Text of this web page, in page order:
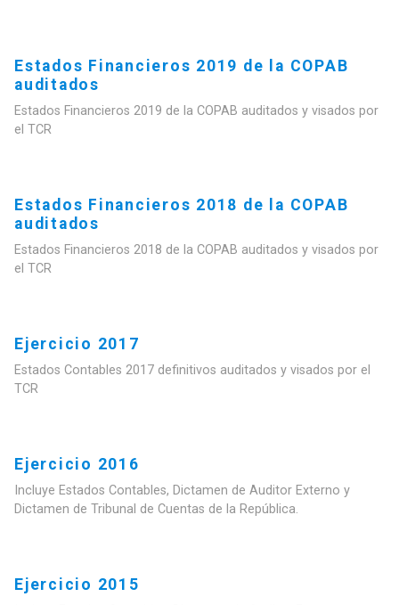
Estados Financieros 2019 de la COPAB
auditados
Estados Financieros 2019 de la COPAB auditados y visados por
el TCR
Estados Financieros 2018 de la COPAB
auditados
Estados Financieros 2018 de la COPAB auditados y visados por
el TCR
Ejercicio 2017
Estados Contables 2017 definitivos auditados y visados por el
TCR
Ejercicio 2016
Incluye Estados Contables, Dictamen de Auditor Externo y
Dictamen de Tribunal de Cuentas de la República.
Ejercicio 2015